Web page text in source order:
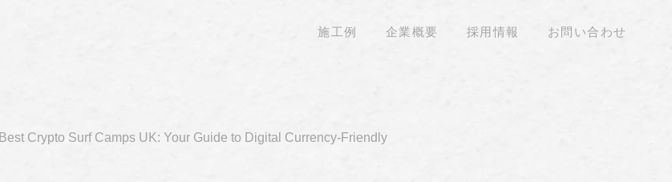
施工例 企業概要 採用情報 お問い合わせ
Best Crypto Surf Camps UK: Your Guide to Digital Currency-Friendly